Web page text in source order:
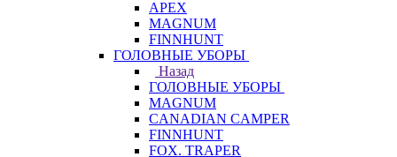
APEX
MAGNUM
FINNHUNT
ГОЛОВНЫЕ УБОРЫ
Назад
ГОЛОВНЫЕ УБОРЫ
MAGNUM
CANADIAN CAMPER
FINNHUNT
FOX. TRAPER